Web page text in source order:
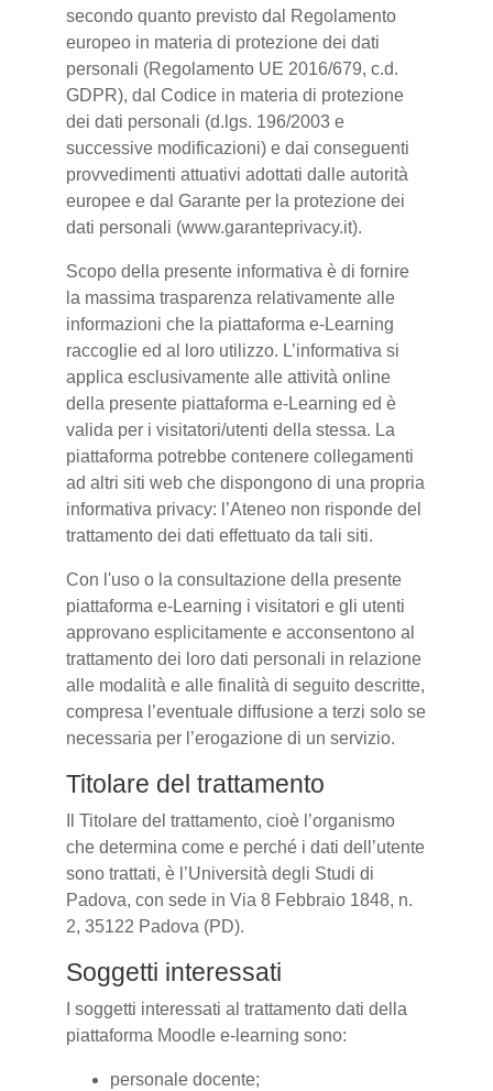
secondo quanto previsto dal Regolamento
europeo in materia di protezione dei dati
personali (Regolamento UE 2016/679, c.d.
GDPR), dal Codice in materia di protezione
dei dati personali (d.lgs. 196/2003 e
successive modificazioni) e dai conseguenti
provvedimenti attuativi adottati dalle autorità
europee e dal Garante per la protezione dei
dati personali (www.garanteprivacy.it).
Scopo della presente informativa è di fornire
la massima trasparenza relativamente alle
informazioni che la piattaforma e-Learning
raccoglie ed al loro utilizzo. L’informativa si
applica esclusivamente alle attività online
della presente piattaforma e-Learning ed è
valida per i visitatori/utenti della stessa. La
piattaforma potrebbe contenere collegamenti
ad altri siti web che dispongono di una propria
informativa privacy: l’Ateneo non risponde del
trattamento dei dati effettuato da tali siti.
Con l'uso o la consultazione della presente
piattaforma e-Learning i visitatori e gli utenti
approvano esplicitamente e acconsentono al
trattamento dei loro dati personali in relazione
alle modalità e alle finalità di seguito descritte,
compresa l’eventuale diffusione a terzi solo se
necessaria per l’erogazione di un servizio.
Titolare del trattamento
Il Titolare del trattamento, cioè l’organismo
che determina come e perché i dati dell’utente
sono trattati, è l’Università degli Studi di
Padova, con sede in Via 8 Febbraio 1848, n.
2, 35122 Padova (PD).
Soggetti interessati
I soggetti interessati al trattamento dati della
piattaforma Moodle e-learning sono:
personale docente;